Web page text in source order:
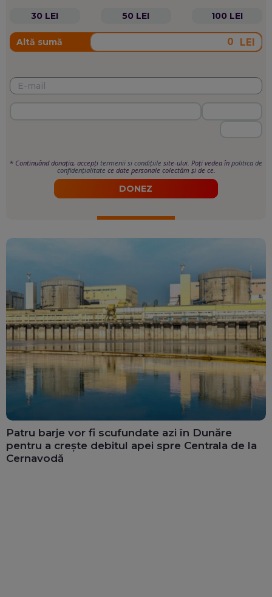
30 LEI
50 LEI 100 LEI
Altă sumă LEI
* Continuând donația, accepți termenii si condițiile site-ului. Poți vedea în politica de
confidențialitate ce date personale colectăm și de ce.
DONEZ
Patru barje vor fi scufundate azi în Dunăre
pentru a crește debitul apei spre Centrala de la
Cernavodă